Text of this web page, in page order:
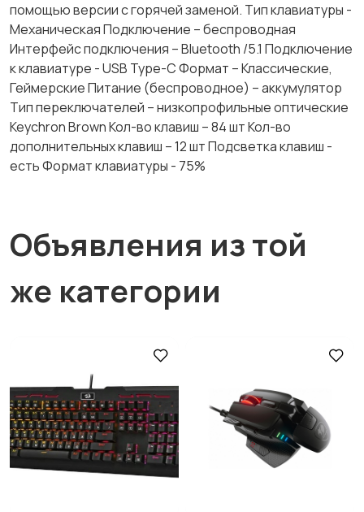
помощью версии с горячей заменой. Тип клавиатуры -
Механическая Подключение – беспроводная
Интерфейс подключения – Bluetooth /5.1 Подключение
к клавиатуре - USB Type-C Формат – Классические,
Геймерские Питание (беспроводное) – аккумулятор
Тип переключателей – низкопрофильные оптические
Keychron Brown Кол-во клавиш – 84 шт Кол-во
дополнительных клавиш – 12 шт Подсветка клавиш -
есть Формат клавиатуры - 75%
Объявления из той
же категории